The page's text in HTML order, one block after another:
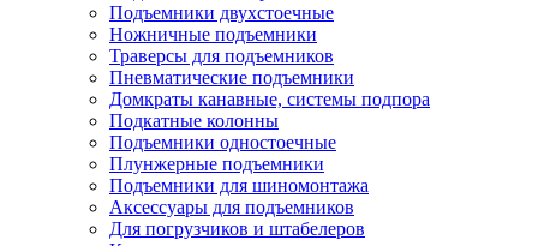
Подъемники двухстоечные
Ножничные подъемники
Траверсы для подъемников
Пневматические подъемники
Домкраты канавные, системы подпора
Подкатные колонны
Подъемники одностоечные
Плунжерные подъемники
Подъемники для шиномонтажа
Аксессуары для подъемников
Для погрузчиков и штабелеров